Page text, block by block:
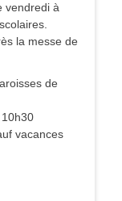
vendredi à
la messe de
de
vacances